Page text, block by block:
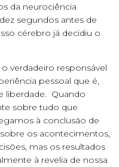
da neurociência
segundos antes de
cérebro já decidiu o
verdadeiro responsável
pessoal que é,
liberdade. Quando
sobre tudo que
à conclusão de
os acontecimentos,
mas os resultados
à revelia de nossa